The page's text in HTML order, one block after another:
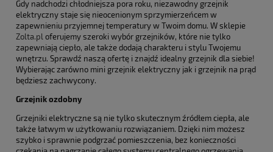
Gdy nadchodzi chłodniejsza pora roku, niezawodny grzejnik
elektryczny staje się nieocenionym sprzymierzeńcem w
zapewnieniu przyjemnej temperatury w Twoim domu. W sklepie
Zolta.pl oferujemy szeroki wybór grzejników, które nie tylko
zapewniają ciepło, ale także dodają charakteru i stylu Twojemu
wnętrzu. Sprawdź naszą ofertę i znajdź idealny grzejnik dla siebie!
Wybierając zarówno mini grzejnik elektryczny jak i grzejnik na prąd
będziesz zachwycony.
Grzejnik ozdobny
Grzejniki elektryczne są nie tylko skutecznym źródłem ciepła, ale
także łatwym w użytkowaniu rozwiązaniem. Dzięki nim możesz
szybko i sprawnie podgrzać pomieszczenia, bez konieczności